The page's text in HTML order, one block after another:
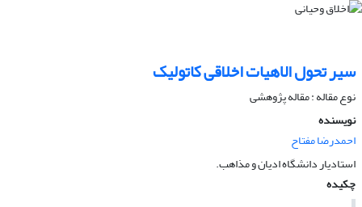
سیر تحول الاهیات اخلاقی کاتولیک
نوع مقاله : مقاله پژوهشی
نویسنده
احمدرضا مفتاح
استادیار دانشگاه ادیان و مذاهب.
چکیده